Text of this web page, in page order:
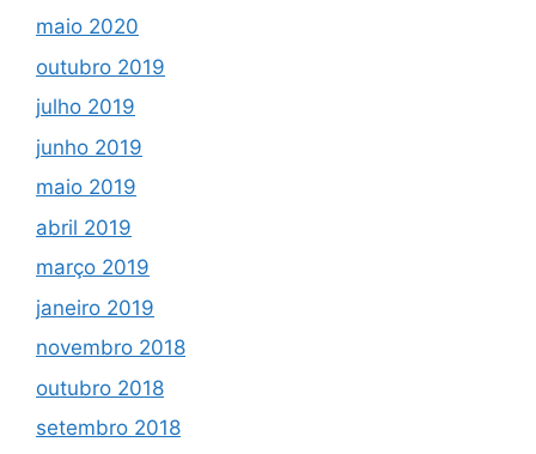
maio 2020
outubro 2019
julho 2019
junho 2019
maio 2019
abril 2019
março 2019
janeiro 2019
novembro 2018
outubro 2018
setembro 2018